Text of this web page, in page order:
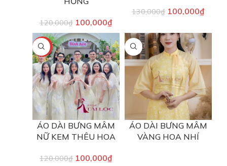
120,000₫ 100,000₫
130,000₫ 100,000₫
-17%
ÁO DÀI BƯNG MÂM
NỮ KEM THÊU HOA
120,000₫ 100,000₫
ÁO DÀI BƯNG MÂM
VÀNG HOA NHÍ